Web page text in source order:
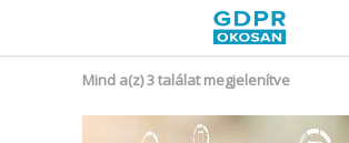
Mind a(z) 3 találat megjelenítveSorted
popularity